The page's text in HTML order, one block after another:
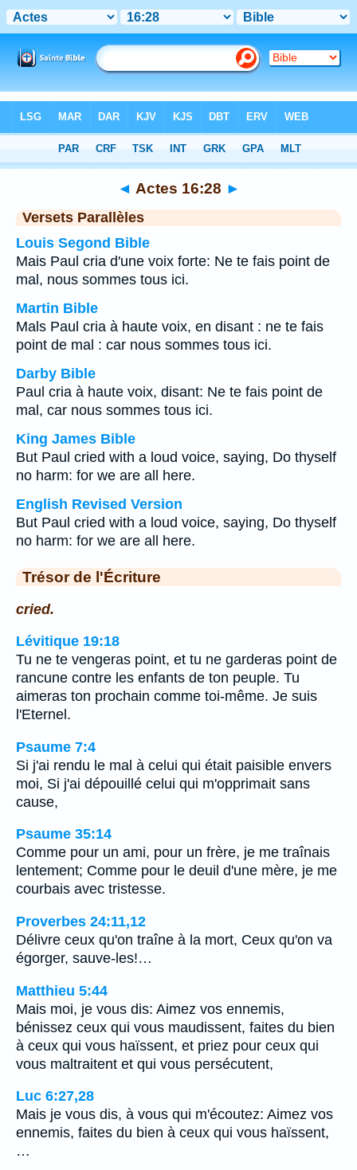
Chapitre 16> Verset 28
◄ Actes 16:28 ►
Versets Parallèles
Louis Segond Bible
Mais Paul cria d'une voix forte: Ne te fais point de
mal, nous sommes tous ici.
Martin Bible
Mals Paul cria à haute voix, en disant : ne te fais
point de mal : car nous sommes tous ici.
Darby Bible
Paul cria à haute voix, disant: Ne te fais point de
mal, car nous sommes tous ici.
King James Bible
But Paul cried with a loud voice, saying, Do thyself
no harm: for we are all here.
English Revised Version
But Paul cried with a loud voice, saying, Do thyself
no harm: for we are all here.
Trésor de l'Écriture
cried.
Lévitique 19:18
Tu ne te vengeras point, et tu ne garderas point de
rancune contre les enfants de ton peuple. Tu
aimeras ton prochain comme toi-même. Je suis
l'Eternel.
Psaume 7:4
Si j'ai rendu le mal à celui qui était paisible envers
moi, Si j'ai dépouillé celui qui m'opprimait sans
cause,
Psaume 35:14
Comme pour un ami, pour un frère, je me traînais
lentement; Comme pour le deuil d'une mère, je me
courbais avec tristesse.
Proverbes 24:11,12
Délivre ceux qu'on traîne à la mort, Ceux qu'on va
égorger, sauve-les!…
Matthieu 5:44
Mais moi, je vous dis: Aimez vos ennemis,
bénissez ceux qui vous maudissent, faites du bien
à ceux qui vous haïssent, et priez pour ceux qui
vous maltraitent et qui vous persécutent,
Luc 6:27,28
Mais je vous dis, à vous qui m'écoutez: Aimez vos
ennemis, faites du bien à ceux qui vous haïssent,
…